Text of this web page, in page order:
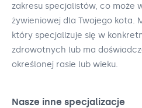
zakresu specjalistów, co może
żywieniowej dla Twojego kota.
który specjalizuje się w
zdrowotnych lub ma
określonej rasie lub wieku.
Nasze inne specjalizacje